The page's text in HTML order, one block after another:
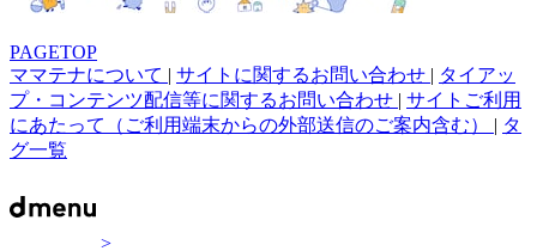
PAGETOP
ママテナについて | サイトに関するお問い合わせ | タイアッ
プ・コンテンツ配信等に関するお問い合わせ | サイトご利用
にあたって（ご利用端末からの外部送信のご案内含む） | タ
グ一覧
>